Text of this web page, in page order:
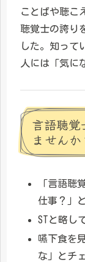
ことばや聴こ
聴覚士の誇り
した。知って
人には「気に
言語聴覚
ませんか
「言語聴
仕事？」
STと略し
嚥下食を
な」とチ